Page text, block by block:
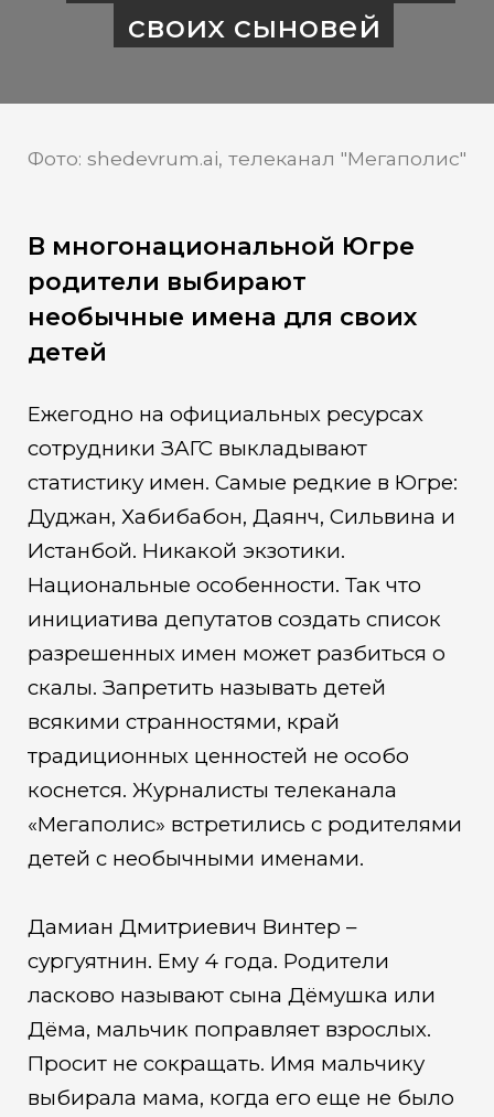
своих сыновей
Фото: shedevrum.ai, телеканал "Мегаполис"
В многонациональной Югре
родители выбирают
необычные имена для своих
детей
Ежегодно на официальных ресурсах
сотрудники ЗАГС выкладывают
статистику имен. Самые редкие в Югре:
Дуджан, Хабибабон, Даянч, Сильвина и
Истанбой. Никакой экзотики.
Национальные особенности. Так что
инициатива депутатов создать список
разрешенных имен может разбиться о
скалы. Запретить называть детей
всякими странностями, край
традиционных ценностей не особо
коснется. Журналисты телеканала
«Мегаполис» встретились с родителями
детей с необычными именами.
Дамиан Дмитриевич Винтер –
сургуятнин. Ему 4 года. Родители
ласково называют сына Дёмушка или
Дёма, мальчик поправляет взрослых.
Просит не сокращать. Имя мальчику
выбирала мама, когда его еще не было